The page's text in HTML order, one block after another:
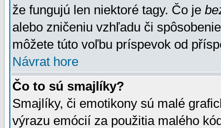
že fungujú len niektoré tagy. Čo je
alebo zničeniu vzhľadu či
môžete túto voľbu príspevok od
Návrat hore
Čo to sú smajlíky?
Smajlíky, či emotikony sú malé
výrazu emócií za použitia malého